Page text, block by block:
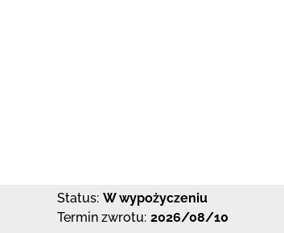
Status: W wypożyczeniu
Termin zwrotu: 2026/08/10